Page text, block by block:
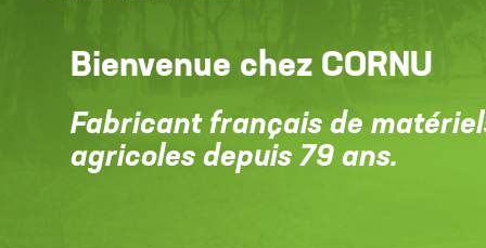
Bienvenue chez CORNU
Fabricant français de
agricoles depuis 79 ans.